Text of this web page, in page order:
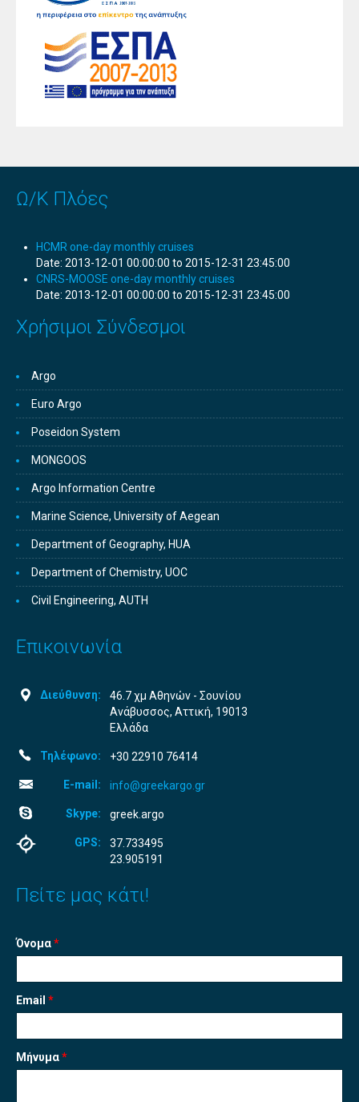
Ω/Κ Πλόες
HCMR one-day monthly cruises
Date: 2013-12-01 00:00:00 to 2015-12-31 23:45:00
CNRS-MOOSE one-day monthly cruises
Date: 2013-12-01 00:00:00 to 2015-12-31 23:45:00
Χρήσιμοι Σύνδεσμοι
Argo
Euro Argo
Poseidon System
MONGOOS
Argo Information Centre
Marine Science, University of Aegean
Department of Geography, HUA
Department of Chemistry, UOC
Civil Engineering, AUTH
Επικοινωνία
Διεύθυνση:
46.7 χμ Αθηνών - Σουνίου
Ανάβυσσος, Αττική, 19013
Ελλάδα
Τηλέφωνο: +30 22910 76414
E-mail: info@greekargo.gr
Skype: greek.argo
GPS:
37.733495
23.905191
Πείτε μας κάτι!
Όνομα*
Email *
Μήνυμα*